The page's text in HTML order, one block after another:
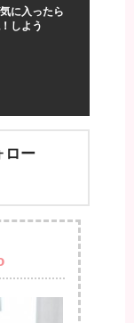
に入ったら
しよう
ロー